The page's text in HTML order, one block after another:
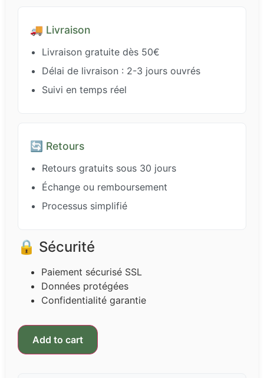
🚚 Livraison
Livraison gratuite dès 50€
Délai de livraison : 2-3 jours ouvrés
Suivi en temps réel
🔄 Retours
Retours gratuits sous 30 jours
Échange ou remboursement
Processus simplifié
🔒 Sécurité
Paiement sécurisé SSL
Données protégées
Confidentialité garantie
Add to cart